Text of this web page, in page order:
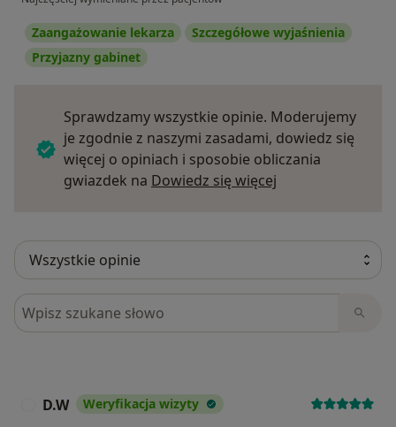
Zaangażowanie lekarza
Szczegółowe wyjaśnienia
Przyjazny gabinet
Sprawdzamy wszystkie opinie. Moderujemy
je zgodnie z naszymi zasadami, dowiedz się
więcej o opiniach i sposobie obliczania
gwiazdek na Dowiedz się więcej
Szukaj w opiniach
D.W Weryfikacja wizyty